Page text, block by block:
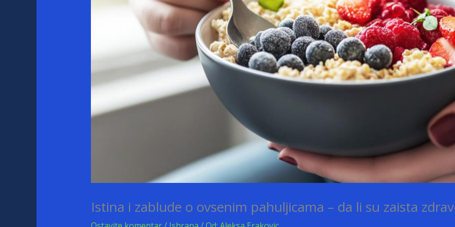
Istina i zablude o ovsenim pahuljicama – da li su zaista